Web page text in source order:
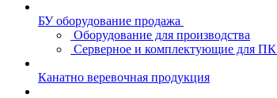
БУ оборудование продажа
Оборудование для производства
Серверное и комплектующие для ПК
Канатно веревочная продукция